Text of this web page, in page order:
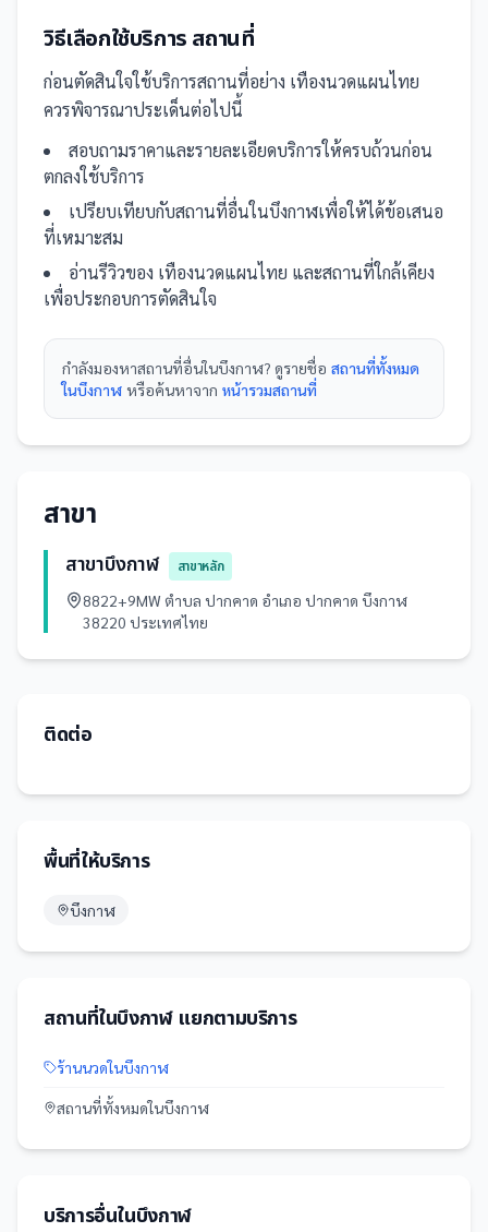
วิธีเลือกใช้บริการ สถานที่
ก่อนตัดสินใจใช้บริการสถานที่อย่าง เทืองนวดแผนไทย
ควรพิจารณาประเด็นต่อไปนี้
สอบถามราคาและรายละเอียดบริการให้ครบถ้วนก่อน
ตกลงใช้บริการ
เปรียบเทียบกับสถานที่อื่นในบึงกาฬเพื่อให้ได้ข้อเสนอ
ที่เหมาะสม
อ่านรีวิวของ เทืองนวดแผนไทย และสถานที่ใกล้เคียง
เพื่อประกอบการตัดสินใจ
กำลังมองหาสถานที่อื่นในบึงกาฬ? ดูรายชื่อ สถานที่ทั้งหมด
ในบึงกาฬ หรือค้นหาจาก หน้ารวมสถานที่
สาขา
สาขาบึงกาฬ
สาขาหลัก
8822+9MW ตำบล ปากคาด อำเภอ ปากคาด บึงกาฬ
38220 ประเทศไทย
ติดต่อ
พื้นที่ให้บริการ
บึงกาฬ
สถานที่ในบึงกาฬแยกตามบริการ
ร้านนวดในบึงกาฬ
สถานที่ทั้งหมดในบึงกาฬ
บริการอื่นในบึงกาฬ